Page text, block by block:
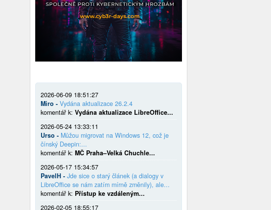
2026-06-09 18:51:27
Miro - Vydána aktualizace 26.2.4
komentář k: Vydána aktualizace LibreOffice...
2026-05-24 13:33:11
Urso - Můžou migrovat na Windows 12, což je
čínský Deepin:...
komentář k: MČ Praha–Velká Chuchle...
2026-05-17 15:34:57
PavelH - Jde sice o starý článek (a dialogy v
LibreOffice se nám zatím mírně změnily), ale...
komentář k: Přístup ke vzdáleným...
2026-02-05 18:55:17